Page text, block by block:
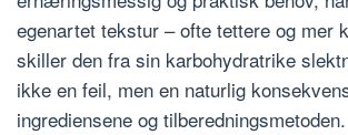
egenartet tekstur – ofte tettere og mer
skiller den fra sin karbohydratrike
ikke en feil, men en naturlig
ingrediensene og tilberedningsmetoden.